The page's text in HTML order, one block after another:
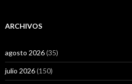
ARCHIVOS
agosto 2026(35)
julio 2026(150)